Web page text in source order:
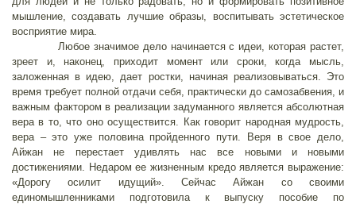
мышление, создавать лучшие образы, воспитывать эстетическое
восприятие мира.
Любое значимое дело начинается с идеи, которая растет,
зреет и, наконец, приходит момент или сроки, когда мысль,
заложенная в идею, дает ростки, начиная реализовываться. Это
время требует полной отдачи себя, практически до самозабвения, и
важным фактором в реализации задуманного является абсолютная
вера в то, что оно осуществится. Как говорит народная мудрость,
вера – это уже половина пройденного пути. Веря в свое дело,
Айжан не перестает удивлять нас все новыми и новыми
достижениями. Недаром ее жизненным кредо является выражение:
«Дорогу осилит идущий». Сейчас Айжан со своими
единомышленниками подготовила к выпуску пособие по